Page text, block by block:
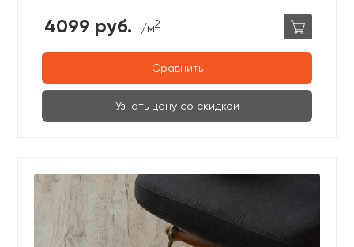
4099 руб. /м2
Сравнить
Узнать цену со скидкой